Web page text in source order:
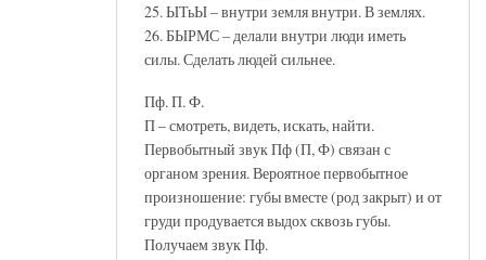
25. ЫТьЫ – внутри земля внутри. В землях.
26. БЫРМС – делали внутри люди иметь
силы. Сделать людей сильнее.
Пф. П. Ф.
П – смотреть, видеть, искать, найти.
Первобытный звук Пф (П, Ф) связан с
органом зрения. Вероятное первобытное
произношение: губы вместе (род закрыт) и от
груди продувается выдох сквозь губы.
Получаем звук Пф.